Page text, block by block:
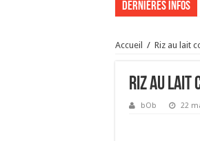
Dernières infos
Accueil / Riz au lait
Riz au lait
bOb 22